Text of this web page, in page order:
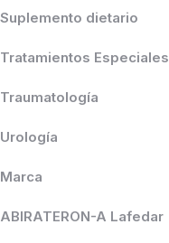
Suplemento dietario
Tratamientos Especiales
Traumatología
Urología
Marca
ABIRATERON-A Lafedar